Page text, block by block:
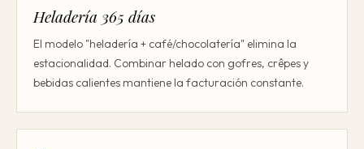
Heladería 365 días
El modelo "heladería + café/chocolatería" elimina la
estacionalidad. Combinar helado con gofres, crêpes y
bebidas calientes mantiene la facturación constante.